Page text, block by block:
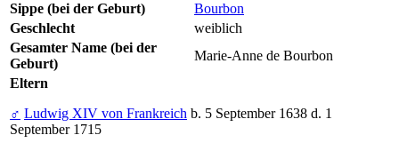
Sippe (bei der Geburt)
Bourbon
Geschlecht
weiblich
Gesamter Name (bei der
Geburt)
Marie-Anne de Bourbon
Eltern
♂ Ludwig XIV von Frankreich b. 5 September 1638 d. 1
September 1715